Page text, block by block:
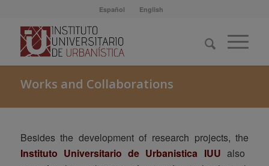
Español English
Works and Collaborations
Besides the development of research projects, the
Instituto Universitario de Urbanistica IUU also